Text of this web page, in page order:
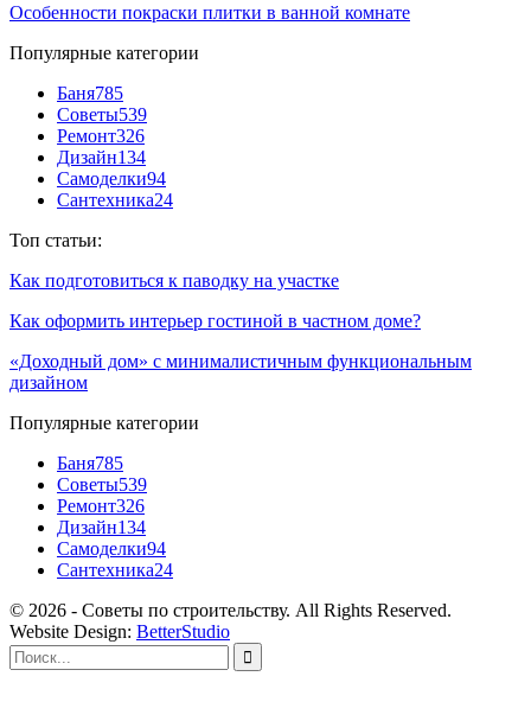
Особенности покраски плитки в ванной комнате
Популярные категории
Баня785
Советы539
Ремонт326
Дизайн134
Самоделки94
Сантехника24
Топ статьи:
Как подготовиться к паводку на участке
Как оформить интерьер гостиной в частном доме?
«Доходный дом» с минималистичным функциональным
дизайном
Популярные категории
Баня785
Советы539
Ремонт326
Дизайн134
Самоделки94
Сантехника24
© 2026 - Советы по строительству. All Rights Reserved.
Website Design: BetterStudio